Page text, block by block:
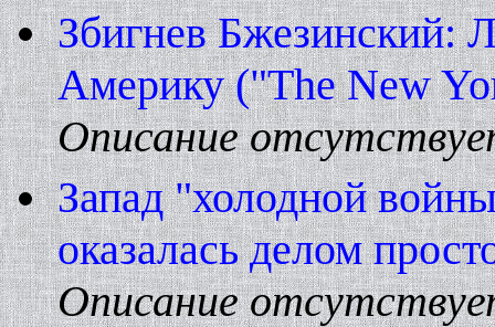
Збигнев Бжезинский:
Америку ("The New
Описание
Запад "холодной
оказалась делом
Описание